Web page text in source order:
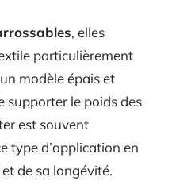
, elles
particulièrement
modèle épais et
supporter le poids des
est souvent
type d’application en
de sa longévité.